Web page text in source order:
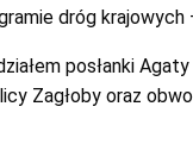
dróg krajowych
posłanki
Zagłoby oraz